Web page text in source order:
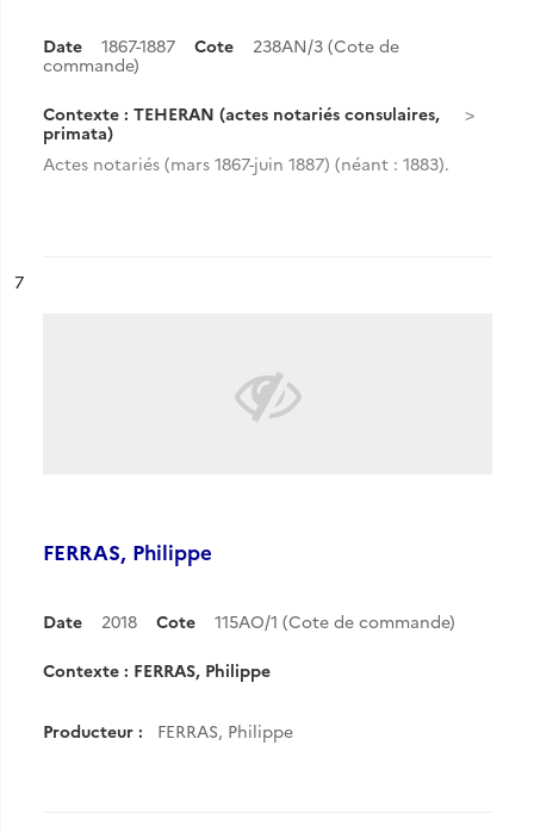
Date 1867-1887 Cote
238AN/3 (Cote de
commande)
Contexte : TEHERAN (actes notariés consulaires,
primata)
Actes notariés (mars 1867-juin 1887) (néant : 1883).
n°
7
FERRAS, Philippe
Date 2018 Cote 115AO/1 (Cote de commande)
Contexte : FERRAS, Philippe
Producteur : FERRAS, Philippe